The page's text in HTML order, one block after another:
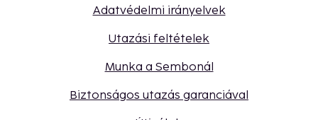
Adatvédelmi irányelvek
Utazási feltételek
Munka a Sembonál
Biztonságos utazás garanciával